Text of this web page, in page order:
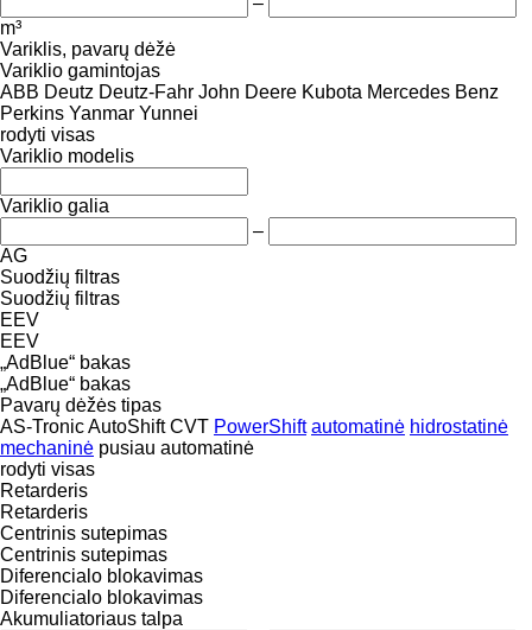
m³
Variklis, pavarų dėžė
Variklio gamintojas
ABB Deutz Deutz-Fahr John Deere Kubota Mercedes Benz
Perkins Yanmar Yunnei
rodyti visas
Variklio modelis
Variklio galia
–
AG
Suodžių filtras
Suodžių filtras
EEV
EEV
„AdBlue“ bakas
„AdBlue“ bakas
Pavarų dėžės tipas
AS-TronicAutoShift CVT PowerShift automatinė hidrostatinė
mechaninė pusiau automatinė
rodyti visas
Retarderis
Retarderis
Centrinis sutepimas
Centrinis sutepimas
Diferencialo blokavimas
Diferencialo blokavimas
Akumuliatoriaus talpa